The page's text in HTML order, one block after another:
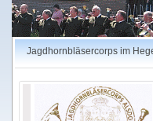
Jagdhornbläsercorps im